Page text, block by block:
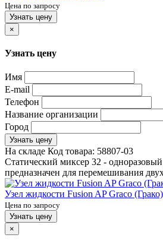
Цена по запросу
Узнать цену
×
Узнать цену
Имя
E-mail
Телефон
Название организации
Город
Узнать цену
На складе Код товара: 58807-03
Статический миксер 32 - одноразовый
предназначен для перемешивания
Узел жидкости Fusion AP Graco (Грако)
Цена по запросу
Узнать цену
×